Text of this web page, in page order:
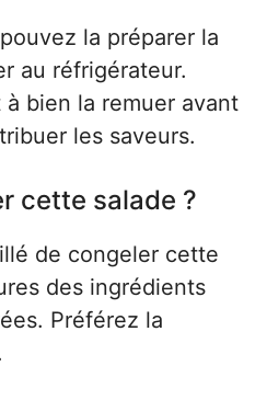
la préparer la
au réfrigérateur.
bien la remuer avant
les saveurs.
cette salade ?
de congeler cette
des ingrédients
Préférez la